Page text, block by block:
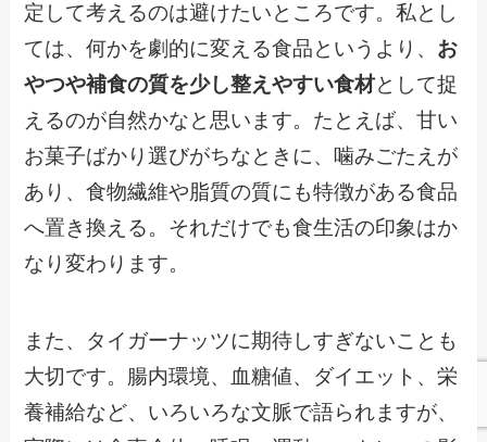
定して考えるのは避けたいところです。私とし
ては、何かを劇的に変える食品というより、 お
やつや補食の質を少し整えやすい食材として捉
えるのが自然かなと思います。たとえば、甘い
お菓子ばかり選びがちなときに、噛みごたえが
あり、食物繊維や脂質の質にも特徴がある食品
へ置き換える。それだけでも食生活の印象はか
なり変わります。
また、タイガーナッツに期待しすぎないことも
大切です。腸内環境、血糖値、ダイエット、栄
養補給など、いろいろな文脈で語られますが、